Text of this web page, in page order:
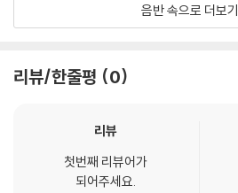
음반 속으로 더보기
리뷰/한줄평 0
리뷰
첫번째 리뷰어가
되어주세요.